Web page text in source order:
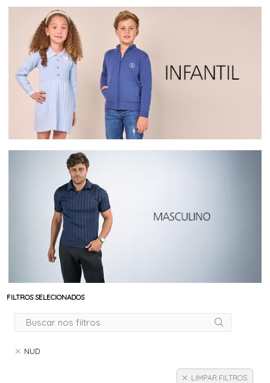
FILTROS SELECIONADOS
NUD
LIMPAR FILTROS